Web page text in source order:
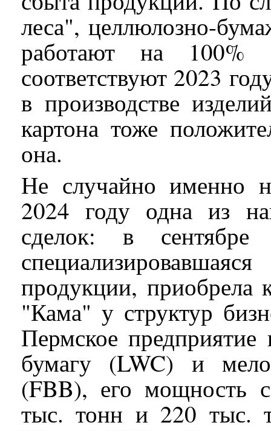
леса", целлюлозно-
работают на 100%
соответствуют 2023
в производстве
картона тоже
она.
Не случайно именно
2024 году одна из
сделок: в сентябре
продукции, приобрела
"Кама" у структур
Пермское предприятие
бумагу (LWC) и
(FBB), его мощность
тыс. тонн и 220 тыс.